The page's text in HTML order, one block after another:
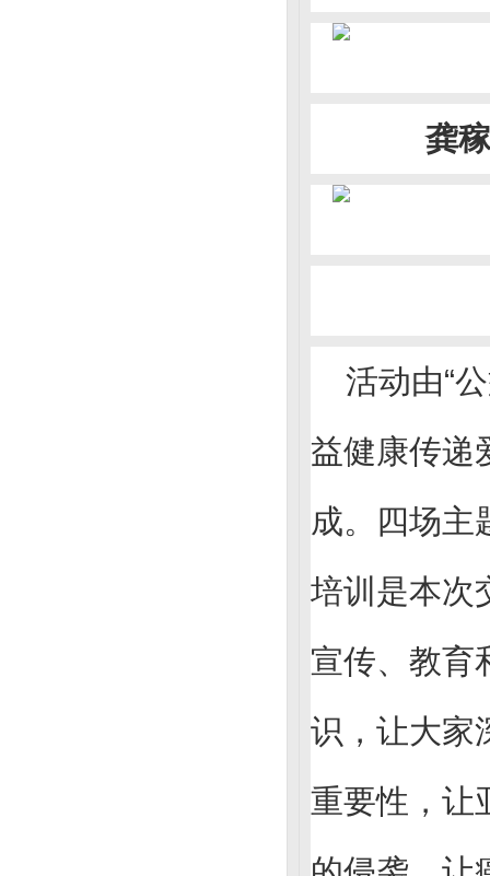
龚
活动由“
益健康传递
成。四场主
培训是本次
宣传、教育
识，让大家
重要性，让